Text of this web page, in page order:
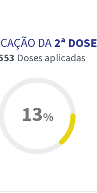
DA2ª DOSE
Doses aplicadas
13%